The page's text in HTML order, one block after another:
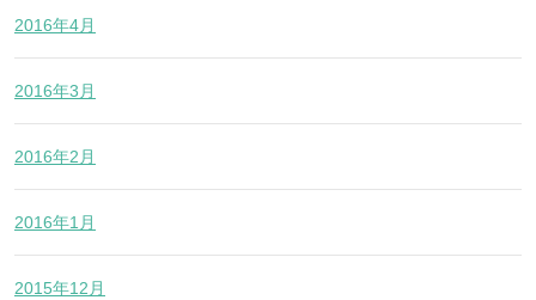
2016年4月
2016年3月
2016年2月
2016年1月
2015年12月